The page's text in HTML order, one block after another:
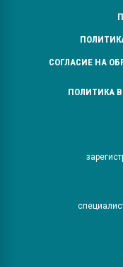
СОГЛАСИЕ НА
ПОЛИТИКА